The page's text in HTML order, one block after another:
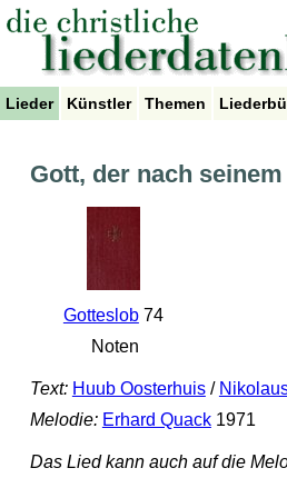
Lieder Künstler Themen
Gott, der nach
Gotteslob74
Noten
Text: Huub Oosterhuis/
Melodie: Erhard Quack1971
Das Lied kann auch auf die